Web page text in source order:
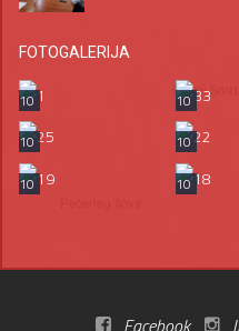
FOTOGALERIJA
10 10
10
10
10
10
Facebook